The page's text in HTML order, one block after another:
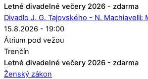
Letné divadelné večery 2026 - zdarma
Divadlo J. G. Tajovského - N. Machiavelli:
15.8.2026 - 19:00
Átrium pod vežou
Trenčín
Letné divadelné večery 2026 - zdarma
Ženský zákon